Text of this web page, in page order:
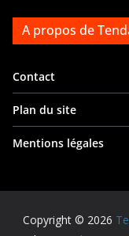
A propos de
Contact
Plan du site
Mentions légales
Copyright © 2026